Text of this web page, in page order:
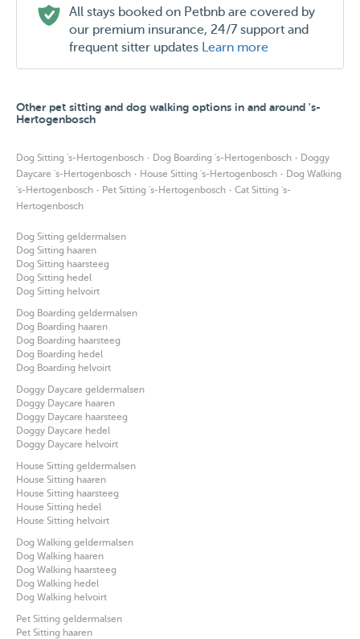
All stays booked on Petbnb are covered by
our premium insurance, 24/7 support and
frequent sitter updates Learn more
Other pet sitting and dog walking options in and around 's-
Hertogenbosch
Dog Sitting 's-Hertogenbosch · Dog Boarding 's-Hertogenbosch · Doggy
Daycare 's-Hertogenbosch · House Sitting 's-Hertogenbosch · Dog Walking
's-Hertogenbosch · Pet Sitting 's-Hertogenbosch · Cat Sitting 's-
Hertogenbosch
Dog Sitting geldermalsen
Dog Sitting haaren
Dog Sitting haarsteeg
Dog Sitting hedel
Dog Sitting helvoirt
Dog Boarding geldermalsen
Dog Boarding haaren
Dog Boarding haarsteeg
Dog Boarding hedel
Dog Boarding helvoirt
Doggy Daycare geldermalsen
Doggy Daycare haaren
Doggy Daycare haarsteeg
Doggy Daycare hedel
Doggy Daycare helvoirt
House Sitting geldermalsen
House Sitting haaren
House Sitting haarsteeg
House Sitting hedel
House Sitting helvoirt
Dog Walking geldermalsen
Dog Walking haaren
Dog Walking haarsteeg
Dog Walking hedel
Dog Walking helvoirt
Pet Sitting geldermalsen
Pet Sitting haaren